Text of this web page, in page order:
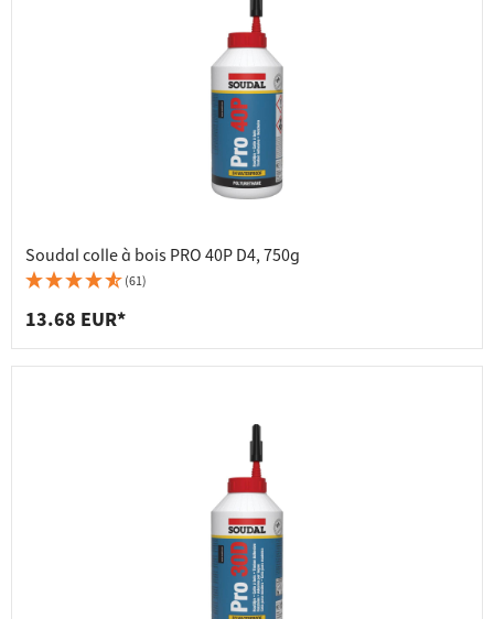
Soudal colle à bois PRO 40P D4, 750g
(61)
13.68 EUR*